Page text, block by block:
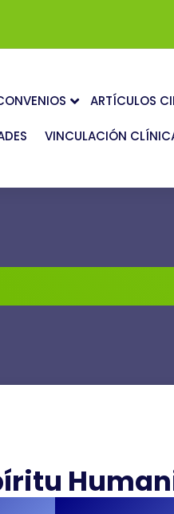
ARTÍCULOS
VINCULACIÓN